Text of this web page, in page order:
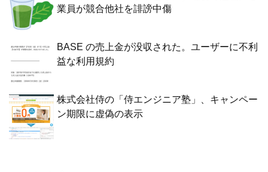
業員が競合他社を誹謗中傷
BASE の売上金が没収された。ユーザーに不利
益な利用規約
株式会社侍の「侍エンジニア塾」、キャンペー
ン期限に虚偽の表示